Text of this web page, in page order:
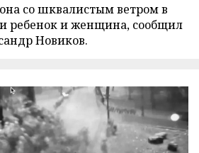
со шквалистым ветром в
ребенок и женщина, сообщил
Новиков.